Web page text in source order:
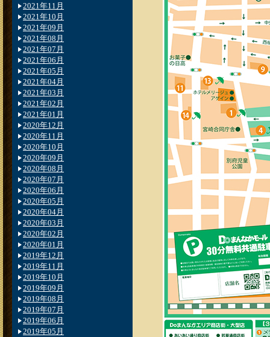
2021年11月
2021年10月
2021年09月
2021年08月
2021年07月
2021年06月
2021年05月
2021年04月
2021年03月
2021年02月
2021年01月
2020年12月
2020年11月
2020年10月
2020年09月
2020年08月
2020年07月
2020年06月
2020年05月
2020年04月
2020年03月
2020年02月
2020年01月
2019年12月
2019年11月
2019年10月
2019年09月
2019年08月
2019年07月
2019年06月
2019年05月